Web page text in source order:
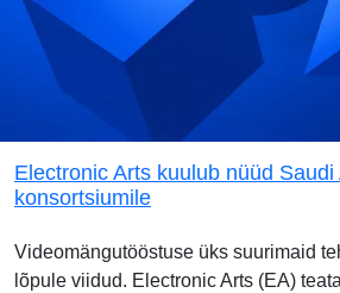
Electronic Arts kuulub nüüd Saudi
konsortsiumile
Videomängutööstuse üks suurimaid
lõpule viidud. Electronic Arts (EA)